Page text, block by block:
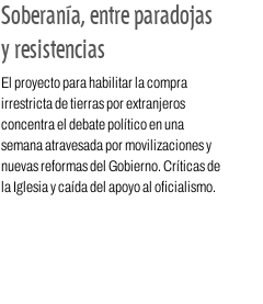
Soberanía, entre paradojas
y resistencias
El proyecto para habilitar la compra
irrestricta de tierras por extranjeros
concentra el debate político en una
semana atravesada por movilizaciones y
nuevas reformas del Gobierno. Críticas de
la Iglesia y caída del apoyo al oficialismo.